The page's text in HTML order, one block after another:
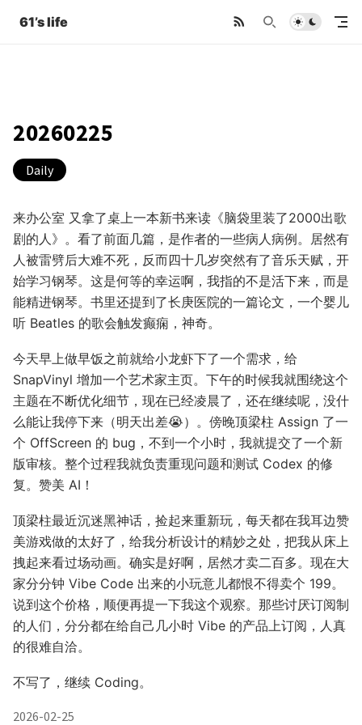
61’s life
20260225
Daily
来办公室 又拿了桌上一本新书来读《脑袋里装了2000出歌
剧的人》。看了前面几篇，是作者的一些病人病例。居然有
人被雷劈后大难不死，反而四十几岁突然有了音乐天赋，开
始学习钢琴。这是何等的幸运啊，我指的不是活下来，而是
能精进钢琴。书里还提到了长庚医院的一篇论文，一个婴儿
听 Beatles 的歌会触发癫痫，神奇。
今天早上做早饭之前就给小龙虾下了一个需求，给
SnapVinyl 增加一个艺术家主页。下午的时候我就围绕这个
主题在不断优化细节，现在已经凌晨了，还在继续呢，没什
么能让我停下来（明天出差😭）。傍晚顶梁柱 Assign 了一
个 OffScreen 的 bug，不到一个小时，我就提交了一个新
版审核。整个过程我就负责重现问题和测试 Codex 的修
复。赞美 AI！
顶梁柱最近沉迷黑神话，捡起来重新玩，每天都在我耳边赞
美游戏做的太好了，给我分析设计的精妙之处，把我从床上
拽起来看过场动画。确实是好啊，居然才卖二百多。现在大
家分分钟 Vibe Code 出来的小玩意儿都恨不得卖个 199。
说到这个价格，顺便再提一下我这个观察。那些讨厌订阅制
的人们，分分都在给自己几小时 Vibe 的产品上订阅，人真
的很难自洽。
不写了，继续 Coding。
2026-02-25